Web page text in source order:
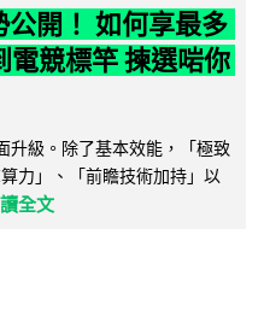
開！ 如何享最多
競標竿 揀選啱你
升級。除了基本效能，「極致
力」、「前瞻技術加持」以
全文